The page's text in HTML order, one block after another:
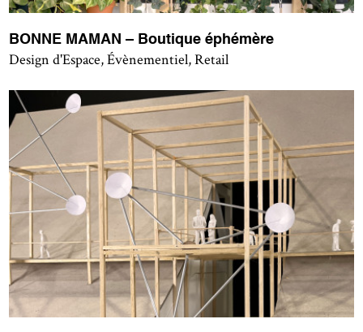
BONNE MAMAN – Boutique éphémère
Design d'Espace, Évènementiel, Retail